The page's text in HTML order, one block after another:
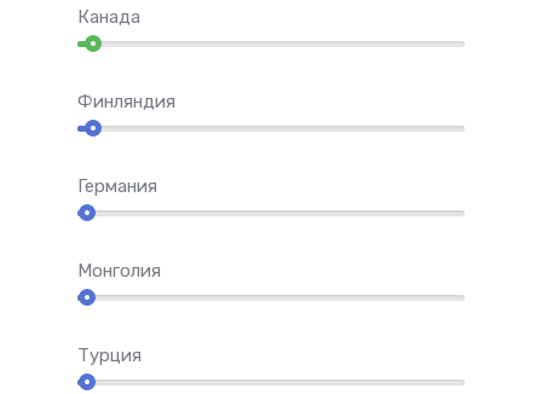
Канада
Финляндия
Германия
Монголия
Турция